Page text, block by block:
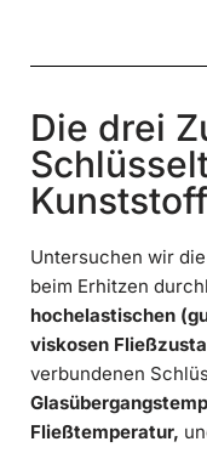
Die drei
Untersuchen wir
beim Erhitzen
hochelastischen
viskosen
verbundenen
Fließtemperatur,